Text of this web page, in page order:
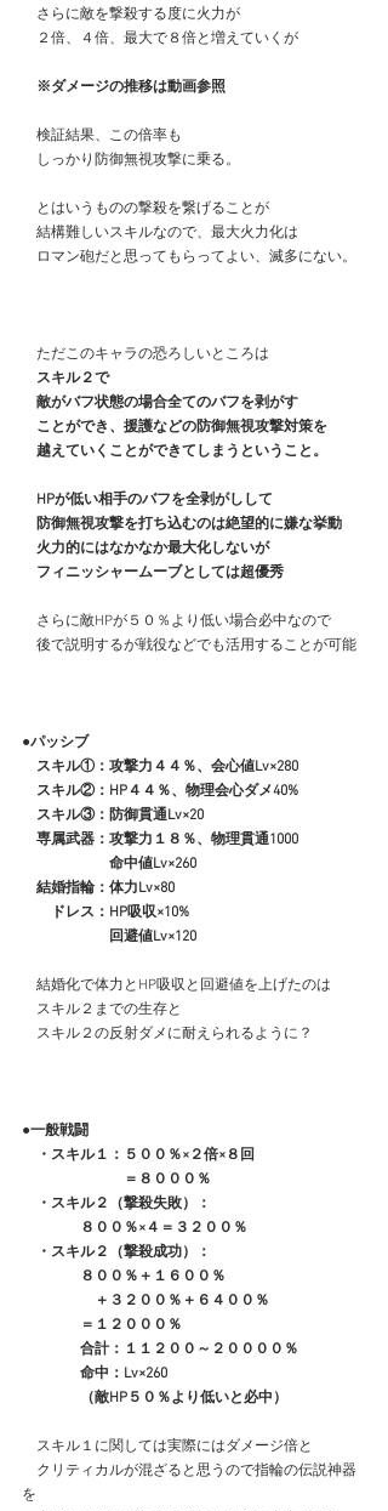
さらに敵を撃殺する度に火力が
２倍、４倍、最大で８倍と増えていくが
※ダメージの推移は動画参照
検証結果、この倍率も
しっかり防御無視攻撃に乗る。
とはいうものの撃殺を繋げることが
結構難しいスキルなので、最大火力化は
ロマン砲だと思ってもらってよい、滅多にない。
ただこのキャラの恐ろしいところは
スキル２で
敵がバフ状態の場合全てのバフを剥がす
ことができ、援護などの防御無視攻撃対策を
越えていくことができてしまうということ。
HPが低い相手のバフを全剥がしして
防御無視攻撃を打ち込むのは絶望的に嫌な挙動
火力的にはなかなか最大化しないが
フィニッシャームーブとしては超優秀
さらに敵HPが５０％より低い場合必中なので
後で説明するが戦役などでも活用することが可能
●パッシブ
スキル①：攻撃力４４％、会心値Lv×280
スキル②：HP４４％、物理会心ダメ40%
スキル③：防御貫通Lv×20
専属武器：攻撃力１８％、物理貫通1000
命中値Lv×260
結婚指輪：体力Lv×80
ドレス：HP吸収×10%
回避値Lv×120
結婚化で体力とHP吸収と回避値を上げたのは
スキル２までの生存と
スキル２の反射ダメに耐えられるように？
●一般戦闘
・スキル１：５００％×２倍×８回
＝８０００％
・スキル２（撃殺失敗）：
８００％×４＝３２００％
・スキル２（撃殺成功）：
８００％＋１６００％
＋３２００％＋６４００％
＝１２０００％
合計：１１２００～２００００％
命中：Lv×260
（敵HP５０％より低いと必中）
スキル１に関しては実際にはダメージ倍と
クリティカルが混ざると思うので指輪の伝説神器
を